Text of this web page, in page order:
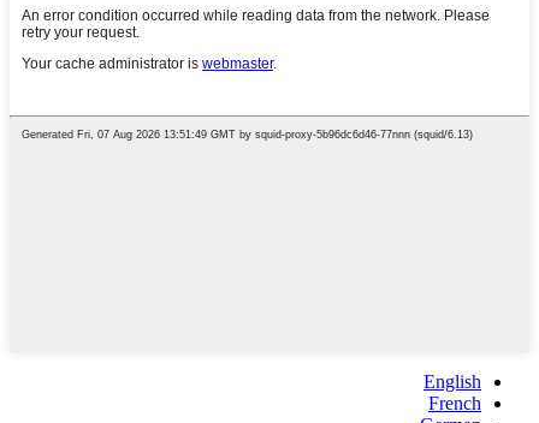
English
French